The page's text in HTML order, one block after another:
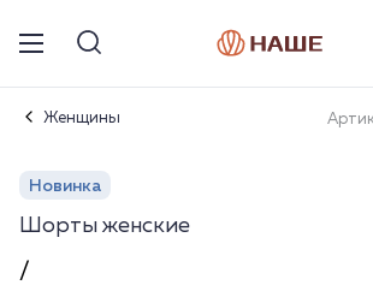
Женщины
Новинка
Шорты женские
/